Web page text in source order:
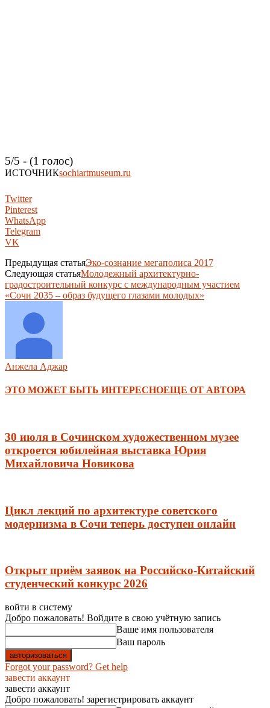
5/5 - (1 голос)
ИСТОЧНИКsochiartmuseum.ru
Twitter
Pinterest
WhatsApp
Telegram
VK
Предыдущая статьяЭко-сознание мегаполиса 2017
Следующая статьяМолодежный архитектурно-
градостроительный конкурс с международным участием
«Сочи 2035 – образ будущего глазами молодых»
Анжела Аджар
ЭТО МОЖЕТ БЫТЬ ИНТЕРЕСНОЕЩЕ ОТ АВТОРА
30 июля в Сочинском художественном музее
откроется юбилейная выставка Юрия
Михайловича Новикова
Цикл лекций по архитектуре советского
модернизма в Сочи теперь доступен онлайн
Открыт приём заявок на Российско-Китайский
студенческий конкурс 2026
войти в систему
Добро пожаловать! Войдите в свою учётную запись
Ваше имя пользователя
Ваш пароль
Forgot your password? Get help
завести аккаунт
завести аккаунт
Добро пожаловать! зарегистрировать аккаунт